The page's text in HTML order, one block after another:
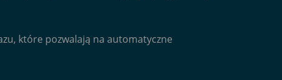
które pozwalają na automatyczne